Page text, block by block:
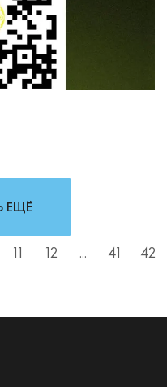
11 12 ... 41 42
ЕЩЁ